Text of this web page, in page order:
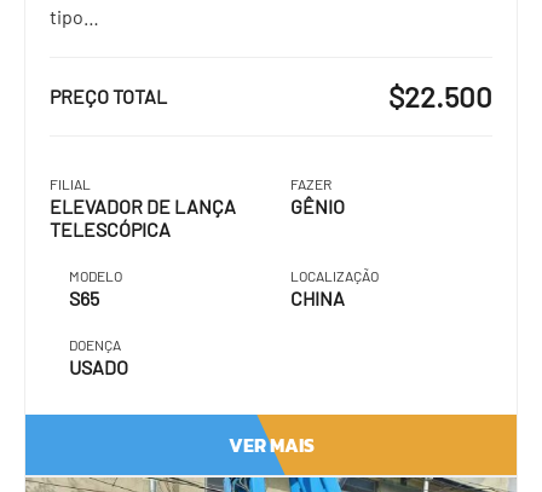
tipo…
PREÇO TOTAL $22.500
FILIAL
ELEVADOR DE LANÇA
TELESCÓPICA
FAZER
GÊNIO
MODELO
S65
LOCALIZAÇÃO
CHINA
DOENÇA
USADO
VER MAIS